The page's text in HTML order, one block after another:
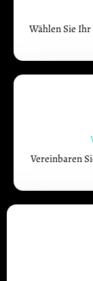
Wählen Sie
Vereinbaren